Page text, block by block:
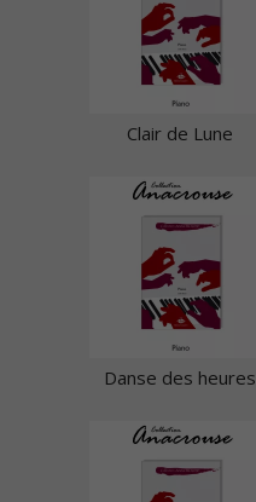
Clair de Lune
Danse des heures